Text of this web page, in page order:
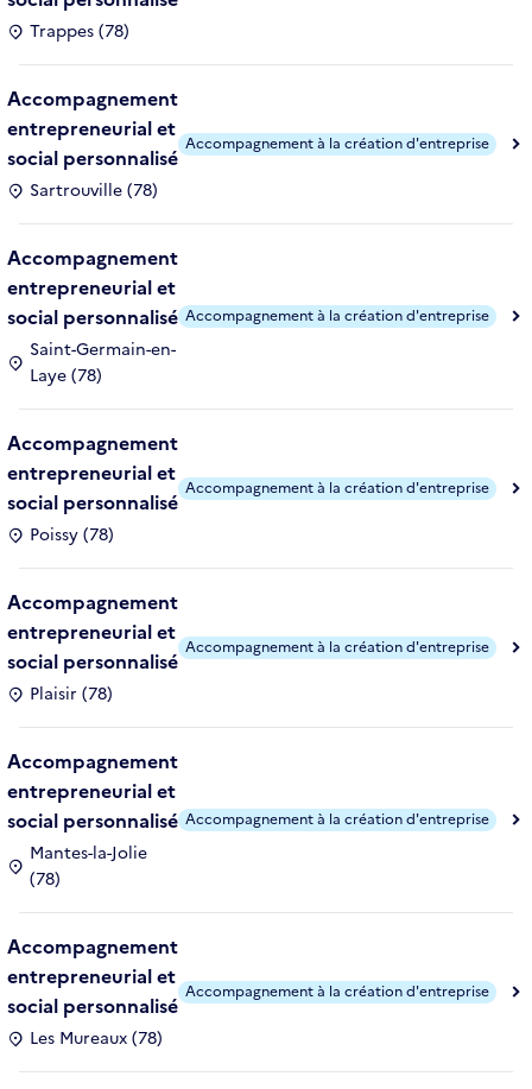
Trappes (78)
Accompagnement
entrepreneurial et
social personnalisé
Sartrouville (78)
Accompagnement à la création d'entreprise
Accompagnement
entrepreneurial et
social personnalisé
Saint-Germain-en-
Laye (78)
Accompagnement à la création d'entreprise
Accompagnement
entrepreneurial et
social personnalisé
Poissy (78)
Accompagnement à la création d'entreprise
Accompagnement
entrepreneurial et
social personnalisé
Plaisir (78)
Accompagnement à la création d'entreprise
Accompagnement
entrepreneurial et
social personnalisé
Mantes-la-Jolie
(78)
Accompagnement à la création d'entreprise
Accompagnement
entrepreneurial et
social personnalisé
Les Mureaux (78)
Accompagnement à la création d'entreprise